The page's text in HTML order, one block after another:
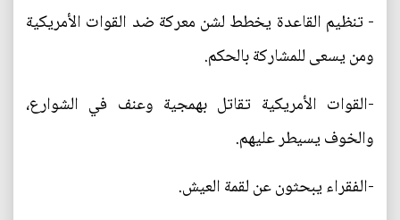
- تنظيم القاعدة يخطط لشن معركة ضد القوات الأمريكية
ومن يسعى للمشاركة بالحكم.
-القوات الأمريكية تقاتل بهمجية وعنف في الشوارع،
والخوف يسيطر عليهم.
-الفقراء يبحثون عن لقمة العيش.